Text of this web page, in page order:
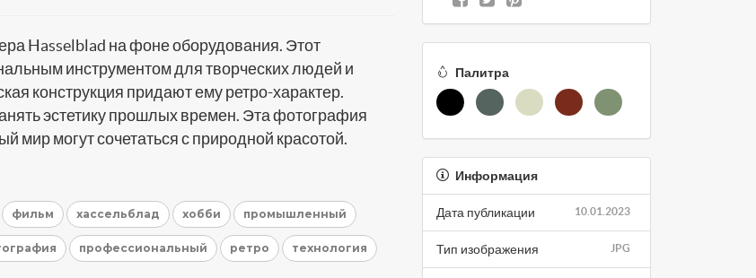
Hasselblad на фоне оборудования. Этот
инструментом для творческих людей и
конструкция придают ему ретро-характер.
эстетику прошлых времен. Эта фотография
мир могут сочетаться с природной красотой.
фильм хассельблад хобби промышленный
профессиональный ретро технология
Палитра
Информация
10.01.2023
Дата публикации
JPG
Тип изображения